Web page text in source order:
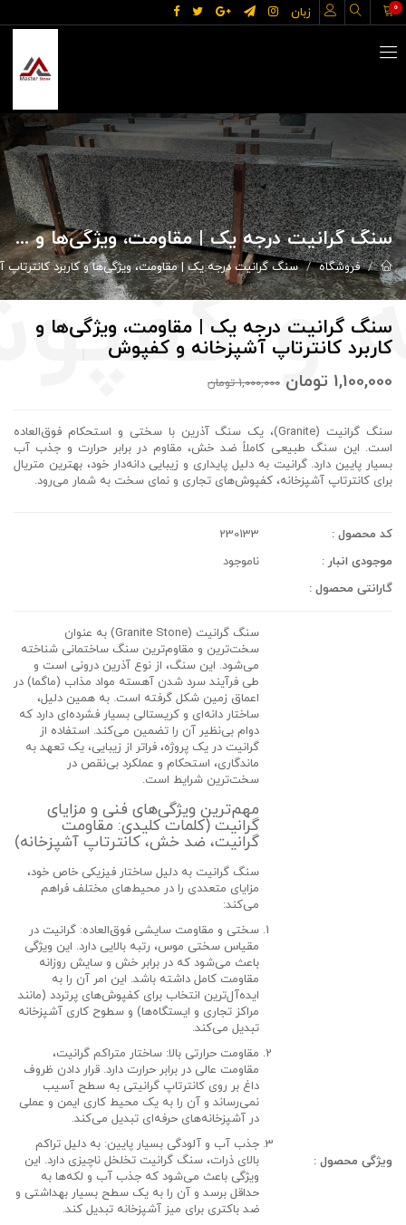
زبان 0
سنگ گرانیت درجه یک | مقاومت، ویژگی‌ها و کاربرد کانترتاپ آشپزخانه و کفپوش
فروشگاه سنگ گرانیت درجه یک | مقاومت، ویژگی‌ها و کاربرد
سنگ گرانیت درجه یک | مقاومت، ویژگی‌ها و
کاربرد کانترتاپ آشپزخانه و کفپوش
1,100,000 تومان 1,000,000 تومان
سنگ گرانیت (Granite)، یک سنگ آذرین با سختی و استحکام فوق‌العاده
است. این سنگ طبیعی کاملاً ضد خش، مقاوم در برابر حرارت و جذب آب
بسیار پایین دارد. گرانیت به دلیل پایداری و زیبایی دانه‌دار خود، بهترین متریال
برای کانترتاپ آشپزخانه، کفپوش‌های تجاری و نمای سخت به شمار می‌رود.
کد محصول :
230133
موجودی انبار :
ناموجود
گارانتی محصول :
ویژگی محصول :
سنگ گرانیت (Granite Stone)
به عنوان
سخت‌ترین و مقاوم‌ترین سنگ ساختمانی شناخته
می‌شود. این سنگ، از نوع آذرین درونی است و
طی فرآیند سرد شدن آهسته مواد مذاب (ماگما) در
اعماق زمین شکل گرفته است. به همین دلیل،
ساختار دانه‌ای و کریستالی بسیار فشرده‌ای دارد که
دوام بی‌نظیر آن را تضمین می‌کند. استفاده از
گرانیت در یک پروژه، فراتر از زیبایی، یک تعهد به
ماندگاری، استحکام و عملکرد بی‌نقص در
سخت‌ترین شرایط است.
مهم‌ترین ویژگی‌های فنی و مزایای
گرانیت (کلمات کلیدی: مقاومت
گرانیت، ضد خش، کانترتاپ آشپزخانه)
سنگ گرانیت به دلیل ساختار فیزیکی خاص خود،
مزایای متعددی را در محیط‌های مختلف فراهم
می‌کند:
سختی و مقاومت سایشی فوق‌العاده: گرانیت در
مقیاس سختی موس، رتبه بالایی دارد. این ویژگی
باعث می‌شود که در برابر خش و سایش روزانه
مقاومت کامل داشته باشد. این امر آن را به
ایده‌آل‌ترین انتخاب برای کفپوش‌های پرتردد (مانند
مراکز تجاری و ایستگاه‌ها) و سطوح کاری آشپزخانه
تبدیل می‌کند.
مقاومت حرارتی بالا: ساختار متراکم گرانیت،
مقاومت عالی در برابر حرارت دارد. قرار دادن ظروف
داغ بر روی کانترتاپ گرانیتی به سطح آسیب
نمی‌رساند و آن را به یک محیط کاری ایمن و عملی
در آشپزخانه‌های حرفه‌ای تبدیل می‌کند.
جذب آب و آلودگی بسیار پایین: به دلیل تراکم
بالای ذرات، سنگ گرانیت تخلخل ناچیزی دارد. این
ویژگی باعث می‌شود که جذب آب و لکه‌ها به
حداقل برسد و آن را به یک سطح بسیار بهداشتی و
ضد باکتری برای میز آشپزخانه تبدیل کند.